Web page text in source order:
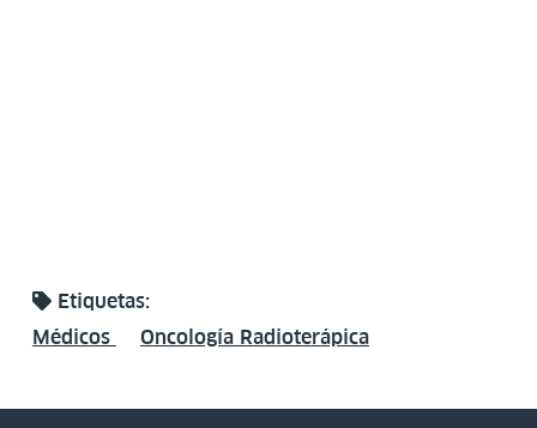
Etiquetas:
Médicos
Oncología Radioterápica